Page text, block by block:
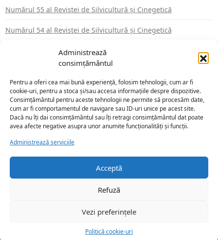
Administrează
consimțământul
Pentru a oferi cea mai bună experiență, folosim tehnologii, cum ar fi
cookie-uri, pentru a stoca și/sau accesa informațiile despre dispozitive.
Consimțământul pentru aceste tehnologii ne permite să procesăm date,
cum ar fi comportamentul de navigare sau ID-uri unice pe acest site.
Dacă nu îți dai consimțământul sau îți retragi consimțământul dat poate
avea afecte negative asupra unor anumite funcționalități și funcții.
Administrează serviciile
Acceptă
Refuză
Vezi preferințele
Politică cookie-uri
Numărul 55 al Revistei de Silvicultură şi Cinegetică
Numărul 54 al Revistei de Silvicultură şi Cinegetică
martie 2026
septembrie 2025
iulie 2025
mai 2025
martie 2025
februarie 2024
martie 2019
ianuarie 2017
martie 2016
ianuarie 2013